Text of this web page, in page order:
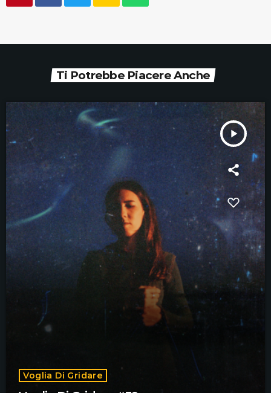
Ti Potrebbe Piacere Anche
play_arrow
Voglia Di Gridare